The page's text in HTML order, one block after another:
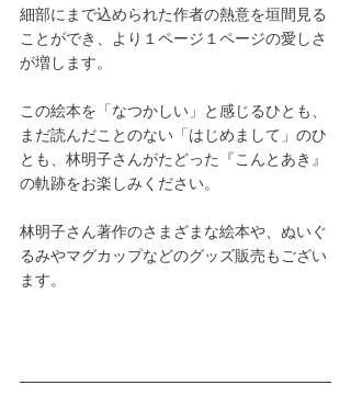
細部にまで込められた作者の熱意を垣間見る
ことができ、より１ページ１ページの愛しさ
が増します。
この絵本を「なつかしい」と感じるひとも、
まだ読んだことのない「はじめまして」のひ
とも、林明子さんがたどった『こんとあき』
の軌跡をお楽しみください。
林明子さん著作のさまざまな絵本や、ぬいぐ
るみやマグカップなどのグッズ販売もござい
ます。